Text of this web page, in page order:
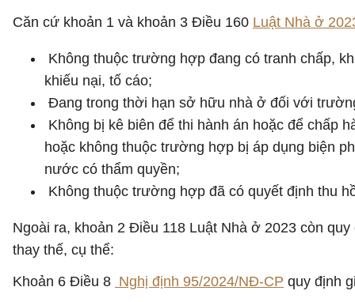
Căn cứ khoản 1 và khoản 3 Điều 160 Luật Nhà ở
Không thuộc trường hợp đang có tranh chấp,
khiếu nại, tố cáo;
Đang trong thời hạn sở hữu nhà ở đối với
Không bị kê biên để thi hành án hoặc để chấp
hoặc không thuộc trường hợp bị áp dụng biện
nước có thẩm quyền;
Không thuộc trường hợp đã có quyết định thu
Ngoài ra, khoản 2 Điều 118 Luật Nhà ở 2023 còn
thay thế, cụ thể:
Khoản 6 Điều 8 Nghị định 95/2024/NĐ-CP quy định